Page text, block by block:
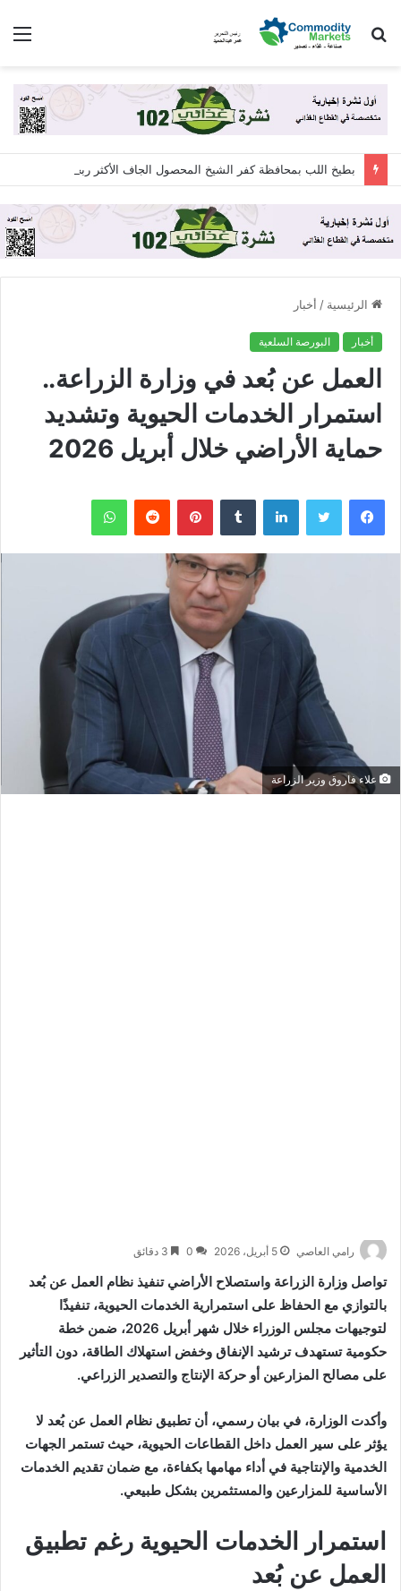
بحث
الرئيسية / أخبار
أخبار البورصة السلعية
العمل عن بُعد في وزارة الزراعة..
استمرار الخدمات الحيوية وتشديد
حماية الأراضي خلال أبريل 2026
فيسبوك تويتر لينكدإن بينتيريست واتساب
علاء فاروق وزير الزراعة
رامي العاصي 5 أبريل، 2026 0
تواصل وزارة الزراعة واستصلاح الأراضي تنفيذ نظام العمل عن بُعد
بالتوازي مع الحفاظ على استمرارية الخدمات الحيوية، تنفيذًا
لتوجيهات مجلس الوزراء خلال شهر أبريل 2026، ضمن خطة
حكومية تستهدف ترشيد الإنفاق وخفض استهلاك الطاقة، دون التأثير
على مصالح المزارعين أو حركة الإنتاج والتصدير الزراعي.
وأكدت الوزارة، في بيان رسمي، أن تطبيق نظام العمل عن بُعد لا
يؤثر على سير العمل داخل القطاعات الحيوية، حيث تستمر الجهات
الخدمية والإنتاجية في أداء مهامها بكفاءة، مع ضمان تقديم الخدمات
الأساسية للمزارعين والمستثمرين بشكل طبيعي.
استمرار الخدمات الحيوية رغم تطبيق
العمل عن بُعد